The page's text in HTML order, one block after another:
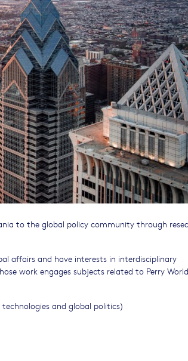
to the global policy community through
affairs and have interests in interdisciplinary
work engages subjects related to Perry World
and global politics)